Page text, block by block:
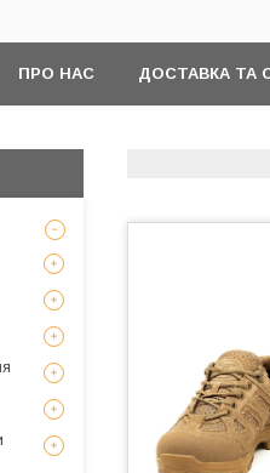
ПРО НАС ДОСТАВКА ТА